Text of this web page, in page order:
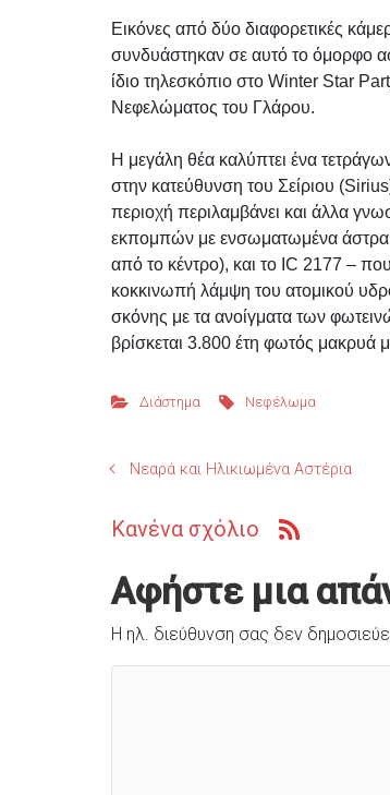
Εικόνες από δύο διαφορετικές
συνδυάστηκαν σε αυτό το όμορφο
ίδιο τηλεσκόπιο στο Winter Star
Νεφελώματος του Γλάρου.
Η μεγάλη θέα καλύπτει ένα
στην κατεύθυνση του Σείριου
περιοχή περιλαμβάνει και άλλα
εκπομπών με ενσωματωμένα άστρα
από το κέντρο), και το IC 2177 –
κοκκινωπή λάμψη του ατομικού
σκόνης με τα ανοίγματα των
βρίσκεται 3.800 έτη φωτός μακρυά
Διάστημα Νεφέλωμα
Νεαρά και Ηλικιωμένα Αστέρια
Κανένα σχόλιο
Αφήστε μια
Η ηλ. διεύθυνση σας δεν